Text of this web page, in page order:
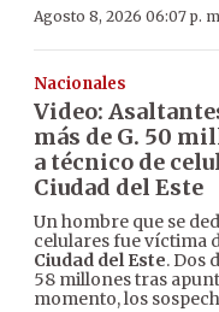
Agosto 8, 2026 06:07 p.
Nacionales
Video:
más de G. 50
a técnico de
Ciudad del Este
Un hombre que se
celulares fue víctima
Ciudad del Este. Dos
58 millones tras
momento, los